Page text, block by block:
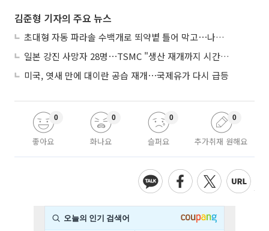
김준형 기자의 주요 뉴스
초대형 자동 파라솔 수백개로 뙤약볕 틀어 막고⋯나라별 폭염 생존법
일본 강진 사망자 28명⋯TSMC "생산 재개까지 시간 필요해"
미국, 엿새 만에 대이란 공습 재개⋯국제유가 다시 급등
좋아요
0
화나요
0
슬퍼요
0
추가취재 원해요
0